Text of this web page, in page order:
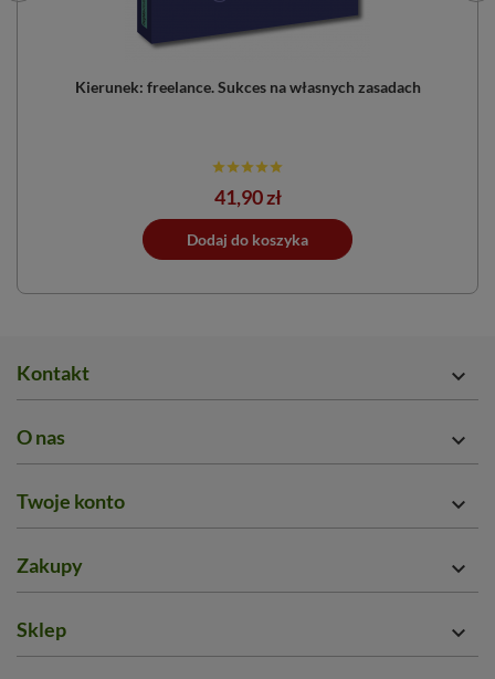
Kierunek: freelance. Sukces na własnych zasadach
Cena
41,90 zł
Dodaj do koszyka
Kontakt 
O nas 
Twoje konto 
Zakupy 
Sklep 